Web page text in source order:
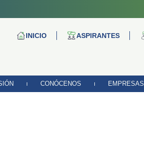
INICIO ASPIRANTES
CONÓCENOS EMPRESAS